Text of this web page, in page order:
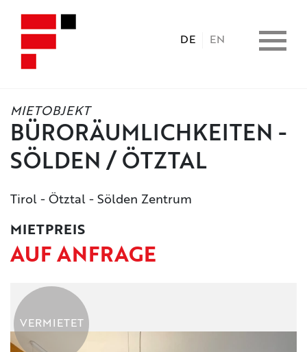
DE EN
HOME
IMMOBILIEN
LEISTUNGEN
UNTERNEHMEN
KONTAKT
MIETOBJEKT
BÜRORÄUMLICHKEITEN -
SÖLDEN / ÖTZTAL
Tirol - Ötztal - Sölden Zentrum
MIETPREIS
AUF ANFRAGE
VERMIETET